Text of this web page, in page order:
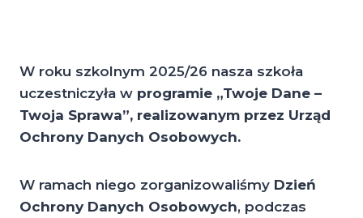
W roku szkolnym 2025/26 nasza szkoła
uczestniczyła w programie „Twoje Dane –
Twoja Sprawa”, realizowanym przez Urząd
Ochrony Danych Osobowych.
W ramach niego zorganizowaliśmy Dzień
Ochrony Danych Osobowych, podczas